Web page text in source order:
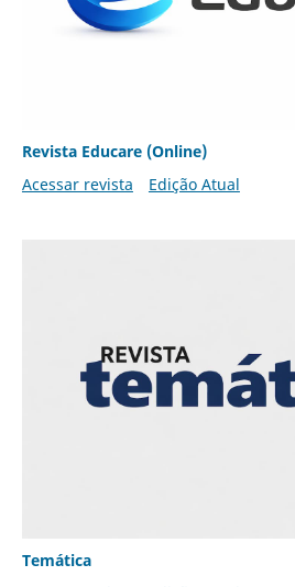
Revista Educare (Online)
Acessar revista
Edição Atual
Temática